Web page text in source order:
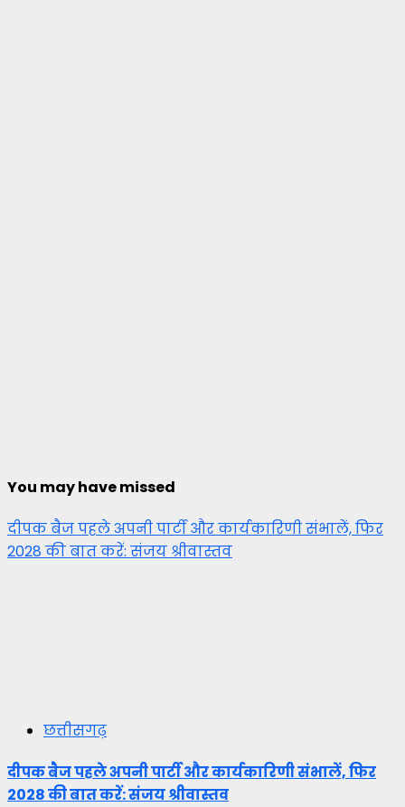
You may have missed
दीपक बैज पहले अपनी पार्टी और कार्यकारिणी संभालें, फिर
2028 की बात करें: संजय श्रीवास्तव
छत्तीसगढ़
दीपक बैज पहले अपनी पार्टी और कार्यकारिणी संभालें, फिर
2028 की बात करें: संजय श्रीवास्तव